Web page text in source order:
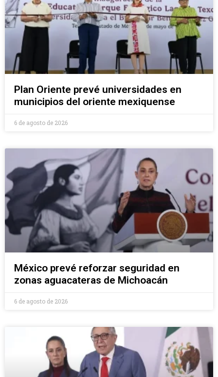
Plan Oriente prevé universidades en
municipios del oriente mexiquense
6 de agosto de 2026
México prevé reforzar seguridad en
zonas aguacateras de Michoacán
6 de agosto de 2026